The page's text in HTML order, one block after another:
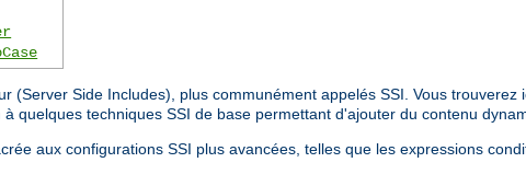
(Server Side Includes), plus communément appelés SSI. Vous
quelques techniques SSI de base permettant d'ajouter du contenu
aux configurations SSI plus avancées, telles que les expressions